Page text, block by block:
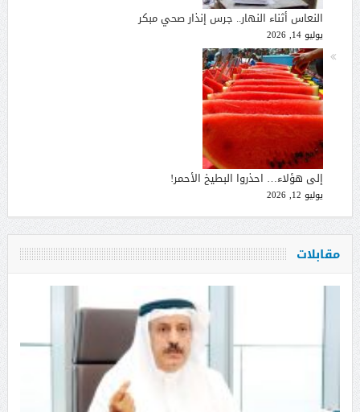
النعاس أثناء النهار.. جرس إنذار صحي مبكر
يوليو 14, 2026
إلى هؤلاء… احذروا البطيخ الأحمر!
يوليو 12, 2026
مقابلات